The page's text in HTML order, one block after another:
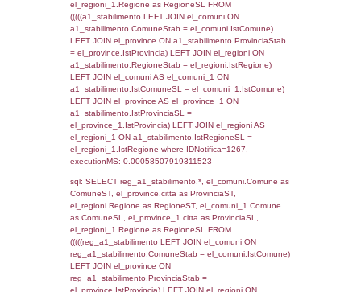
Indietro
Debug
sql: SELECT COUNT(*) FROM `userlevels`
`userlevelid` = -2, executionMS:
sql: SELECT `userlevelid`, `userlevelname`
`userlevels`, executionMS:
sql: SELECT COUNT(*) FROM
WHERE `userlevelid` = -2, executionMS:
0.00020098686218262
sql: SELECT `tablename`, `userlevelid`,